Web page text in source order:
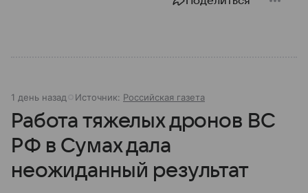
1 день назад Источник: Российская газета
Работа тяжелых дронов ВС
РФ в Сумах дала
неожиданный результат